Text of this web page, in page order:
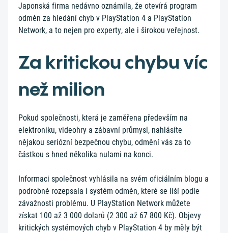
Japonská firma nedávno oznámila, že otevírá program
odměn za hledání chyb v PlayStation 4 a PlayStation
Network, a to nejen pro experty, ale i širokou veřejnost.
Za kritickou chybu víc
než milion
Pokud společnosti, která je zaměřena především na
elektroniku, videohry a zábavní průmysl, nahlásíte
nějakou seriózní bezpečnou chybu, odmění vás za to
částkou s hned několika nulami na konci.
Informaci společnost vyhlásila na svém oficiálním blogu a
podrobně rozepsala i systém odměn, které se liší podle
závažnosti problému. U PlayStation Network můžete
získat 100 až 3 000 dolarů (2 300 až 67 800 Kč). Objevy
kritických systémových chyb v PlayStation 4 by měly být